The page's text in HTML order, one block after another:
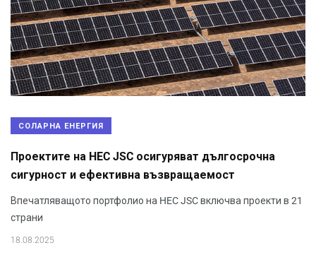
СОЛАРНА ЕНЕРГИЯ
Проектите на HEC JSC осигуряват дългосрочна
сигурност и ефективна възвращаемост
Впечатляващото портфолио на HEC JSC включва проекти в 21
страни
18.08.2025